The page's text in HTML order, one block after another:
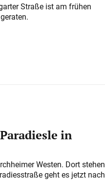
Straße ist am frühen
in
Westen. Dort stehen
geht es jetzt nach